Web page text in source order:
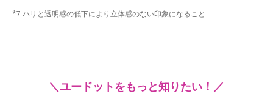
*7 ハリと透明感の低下により立体感のない印象になること
＼ユードットをもっと知りたい！／